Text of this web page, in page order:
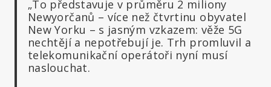
„To představuje v průměru 2 miliony
Newyorčanů – více než čtvrtinu obyvatel
New Yorku – s jasným vzkazem: věže 5G
nechtějí a nepotřebují je. Trh promluvil a
telekomunikační operátoři nyní musí
naslouchat.